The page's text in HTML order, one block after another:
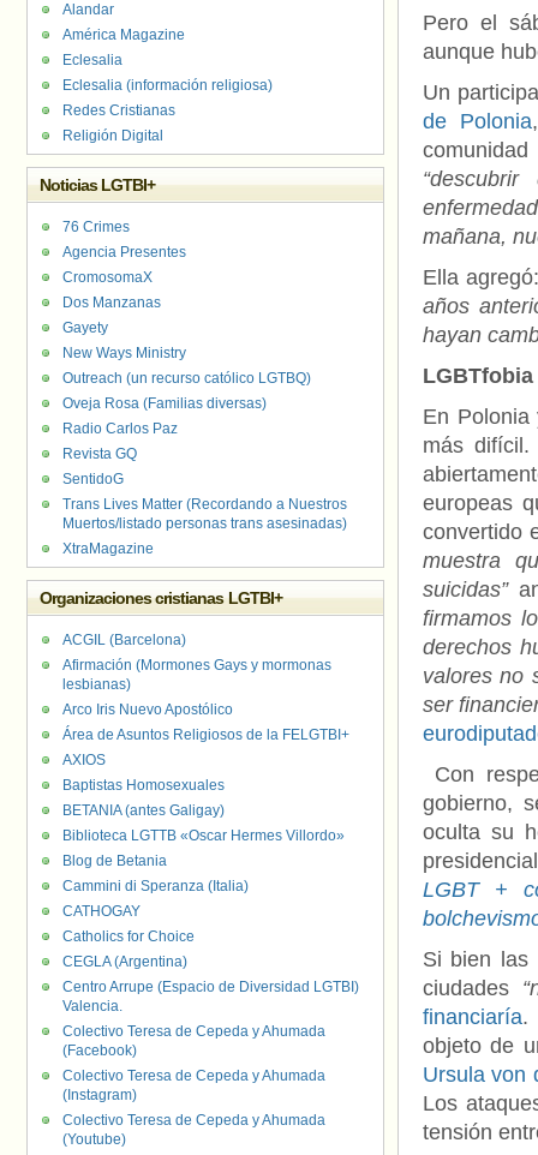
Pero el
aunque
Un
de Polonia
mañana,
Ella
años
hayan
En
más difícil.
europeas
convertido
muestra
suicidas”
firmamos
derechos
valores no
ser
Con
gobierno,
oculta su
LGBT +
Si bien las
ciudades
financiaría.
objeto de
Ursula von
Los
tensión
Alandar
América Magazine
Eclesalia
Eclesalia (información religiosa)
Redes Cristianas
Religión Digital
Noticias LGTBI+
76 Crimes
Agencia Presentes
CromosomaX
Dos Manzanas
Gayety
New Ways Ministry
Outreach (un recurso católico LGTBQ)
Oveja Rosa (Familias diversas)
Radio Carlos Paz
Revista GQ
SentidoG
Trans Lives Matter (Recordando a Nuestros
Muertos/listado personas trans asesinadas)
XtraMagazine
Organizaciones cristianas LGTBI+
ACGIL (Barcelona)
Afirmación (Mormones Gays y mormonas
lesbianas)
Arco Iris Nuevo Apostólico
Área de Asuntos Religiosos de la FELGTBI+
AXIOS
Baptistas Homosexuales
BETANIA (antes Galigay)
Biblioteca LGTTB «Oscar Hermes Villordo»
Blog de Betania
Cammini di Speranza (Italia)
CATHOGAY
Catholics for Choice
CEGLA (Argentina)
Centro Arrupe (Espacio de Diversidad LGTBI)
Valencia.
Colectivo Teresa de Cepeda y Ahumada
(Facebook)
Colectivo Teresa de Cepeda y Ahumada
(Instagram)
Colectivo Teresa de Cepeda y Ahumada
(Youtube)